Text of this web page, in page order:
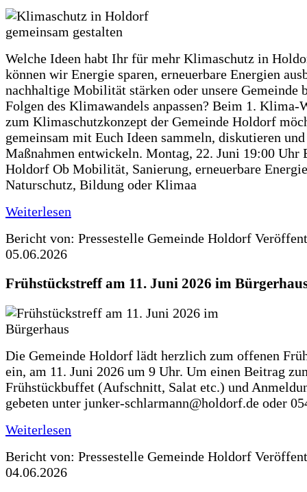
Welche Ideen habt Ihr für mehr Klimaschutz in
können wir Energie sparen, erneuerbare Energien
nachhaltige Mobilität stärken oder unsere Gemeinde
Folgen des Klimawandels anpassen? Beim 1. Klima-
zum Klimaschutzkonzept der Gemeinde Holdorf
gemeinsam mit Euch Ideen sammeln, diskutieren
Maßnahmen entwickeln. Montag, 22. Juni 19:00 Uhr
Holdorf Ob Mobilität, Sanierung, erneuerbare
Naturschutz, Bildung oder Klimaa
Weiterlesen
Bericht von: Pressestelle Gemeinde Holdorf
05.06.2026
Frühstückstreff am 11. Juni 2026 im
Die Gemeinde Holdorf lädt herzlich zum offenen
ein, am 11. Juni 2026 um 9 Uhr. Um einen Beitrag
Frühstückbuffet (Aufschnitt, Salat etc.) und
gebeten unter junker-schlarmann@holdorf.de oder
Weiterlesen
Bericht von: Pressestelle Gemeinde Holdorf
04.06.2026